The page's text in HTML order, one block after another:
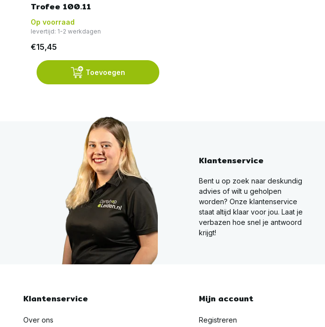
Trofee 100.11
Op voorraad
levertijd: 1-2 werkdagen
€15,45
Toevoegen
Klantenservice
Bent u op zoek naar deskundig
advies of wilt u geholpen
worden? Onze klantenservice
staat altijd klaar voor jou. Laat je
verbazen hoe snel je antwoord
krijgt!
Klantenservice
Over ons
Mijn account
Registreren